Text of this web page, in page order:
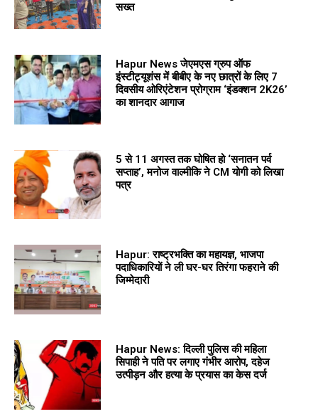
सख्त
Hapur News जेएमएस ग्रुप ऑफ
इंस्टीट्यूशंस में बीबीए के नए छात्रों के लिए 7
दिवसीय ओरिएंटेशन प्रोग्राम ‘इंडक्शन 2K26’
का शानदार आगाज
5 से 11 अगस्त तक घोषित हो ‘सनातन पर्व
सप्ताह’, मनोज वाल्मीकि ने CM योगी को लिखा
पत्र
Hapur: राष्ट्रभक्ति का महायज्ञ, भाजपा
पदाधिकारियों ने ली घर-घर तिरंगा फहराने की
जिम्मेदारी
Hapur News: दिल्ली पुलिस की महिला
सिपाही ने पति पर लगाए गंभीर आरोप, दहेज
उत्पीड़न और हत्या के प्रयास का केस दर्ज